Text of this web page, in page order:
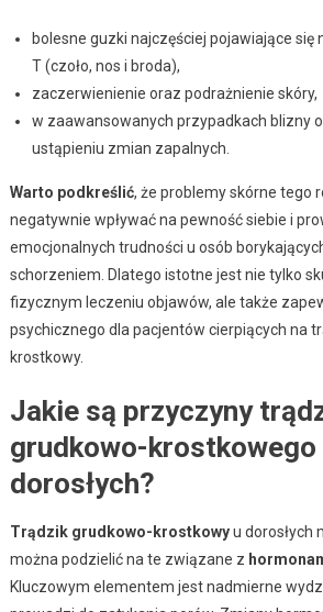
bolesne guzki najczęściej pojawiające
T (czoło, nos i broda),
zaczerwienienie oraz podrażnienie skóry,
w zaawansowanych przypadkach blizny
ustąpieniu zmian zapalnych.
Warto podkreślić, że problemy skórne tego
negatywnie wpływać na pewność siebie i
emocjonalnych trudności u osób
schorzeniem. Dlatego istotne jest nie tylko
fizycznym leczeniu objawów, ale także
psychicznego dla pacjentów cierpiących na
krostkowy.
Jakie są przyczyny
grudkowo-krostkowego
dorosłych?
Trądzik grudkowo-krostkowyu dorosłych
można podzielić na te związane z
Kluczowym elementem jest nadmierne